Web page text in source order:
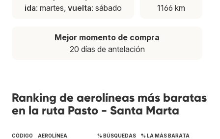
ida: martes, vuelta: sábado
1166 km
Mejor momento de compra
20 días de antelación
Ranking de aerolíneas más baratas
en la ruta Pasto - Santa Marta
CÓDIGO AEROLÍNEA % BÚSQUEDAS % LA MÁS BARATA